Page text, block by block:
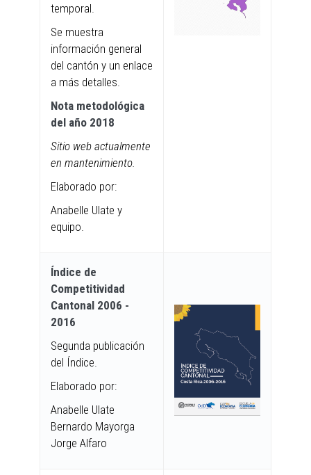
temporal.
Se muestra
información general
del cantón y un enlace
a más detalles.
Nota metodológica
del año 2018
Sitio web actualmente
en mantenimiento.
Elaborado por:
Anabelle Ulate y
equipo.
Índice de
Competitividad
Cantonal 2006 -
2016
Segunda publicación
del Índice.
Elaborado por:
Anabelle Ulate
Bernardo Mayorga
Jorge Alfaro